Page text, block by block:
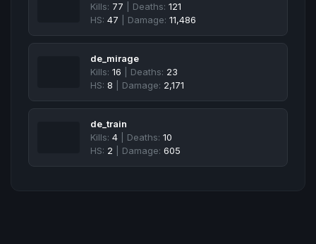
Kills: 77 | Deaths: 121
HS: 47 | Damage: 11,486
de_mirage
Kills: 16 | Deaths: 23
HS: 8 | Damage: 2,171
de_train
Kills: 4 | Deaths: 10
HS: 2 | Damage: 605